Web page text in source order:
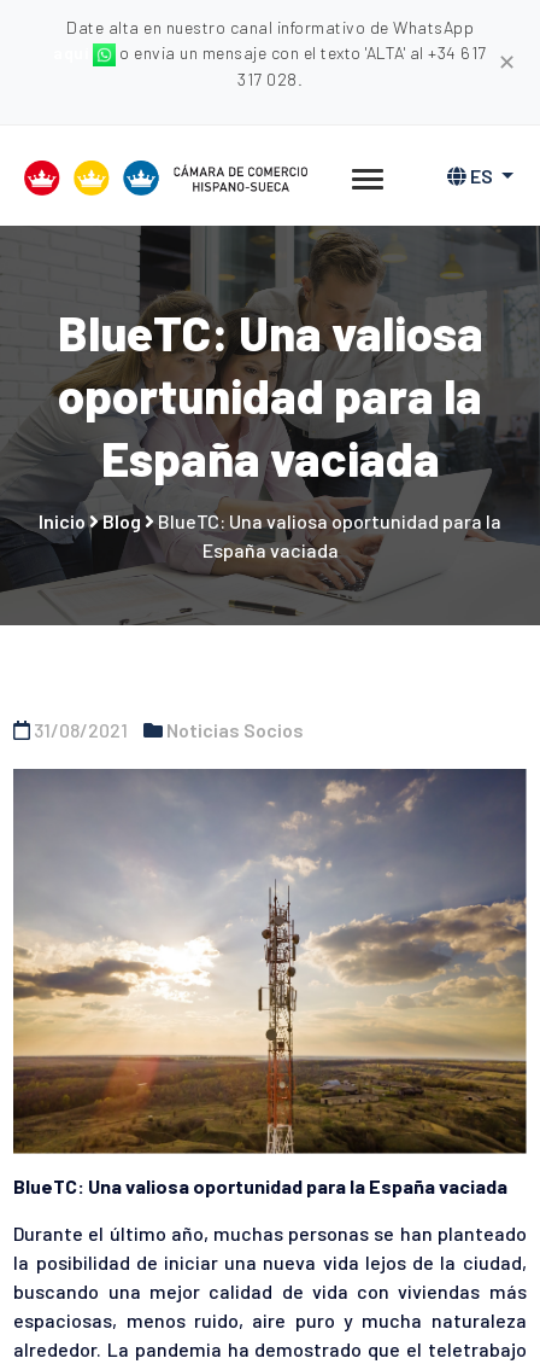
Date alta en nuestro canal informativo de WhatsApp
o envia un mensaje con el texto 'ALTA' al +34 617
317 028.
✕
ES
BlueTC: Una valiosa
oportunidad para la
España vaciada
Inicio Blog
BlueTC: Una valiosa oportunidad para la
España vaciada
31/08/2021 Noticias Socios
BlueTC: Una valiosa oportunidad para la España vaciada
Durante el último año, muchas personas se han planteado
la posibilidad de iniciar una nueva vida lejos de la ciudad,
buscando una mejor calidad de vida con viviendas más
espaciosas, menos ruido, aire puro y mucha naturaleza
alrededor. La pandemia ha demostrado que el teletrabajo